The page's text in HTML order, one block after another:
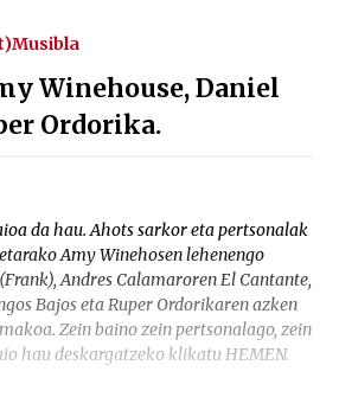
Musibla
Winehouse, Daniel
Ordorika.
da hau. Ahots sarkor eta pertsonalak
Amy Winehosen lehenengo
Andres Calamaroren El Cantante,
Bajos eta Ruper Ordorikaren azken
Zein baino zein pertsonalago, zein
hau deskargatzeko klikatu HEMEN.